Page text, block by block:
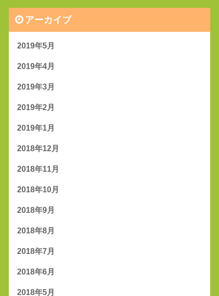
アーカイブ
2019年5月
2019年4月
2019年3月
2019年2月
2019年1月
2018年12月
2018年11月
2018年10月
2018年9月
2018年8月
2018年7月
2018年6月
2018年5月